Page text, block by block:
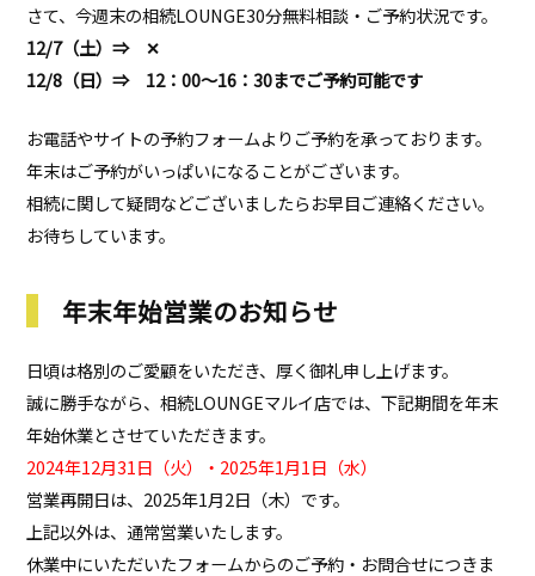
さて、今週末の相続LOUNGE30分無料相談・ご予約状況です。
12/7（土）⇒ ✕
12/8（日）⇒ 12：00～16：30までご予約可能です
お電話やサイトの予約フォームよりご予約を承っております。
年末はご予約がいっぱいになることがございます。
相続に関して疑問などございましたらお早目ご連絡ください。
お待ちしています。
年末年始営業のお知らせ
日頃は格別のご愛顧をいただき、厚く御礼申し上げます。
誠に勝手ながら、相続LOUNGEマルイ店では、下記期間を年末
年始休業とさせていただきます。
2024年12月31日（火）・2025年1月1日（水）
営業再開日は、2025年1月2日（木）です。
上記以外は、通常営業いたします。
休業中にいただいたフォームからのご予約・お問合せにつきま